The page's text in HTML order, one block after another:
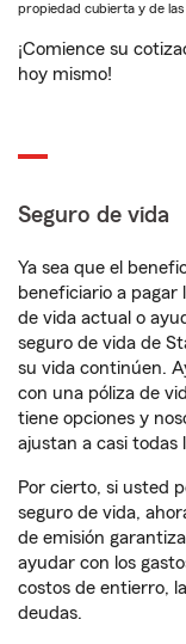
propiedad cubierta y de
¡Comience su
hoy mismo!
Seguro de vida
Ya sea que el
beneficiario a pagar
de vida actual o
seguro de vida de
su vida continúen.
con una póliza de
tiene opciones y
ajustan a casi todas
Por cierto, si usted
seguro de vida,
de emisión
ayudar con los
costos de entierro,
deudas.